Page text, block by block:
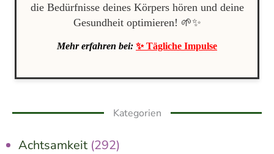
die Bedürfnisse deines Körpers hören und deine
Gesundheit optimieren! 🌱✨
Mehr erfahren bei: ✨ Tägliche Impulse
Kategorien
Achtsamkeit (292)